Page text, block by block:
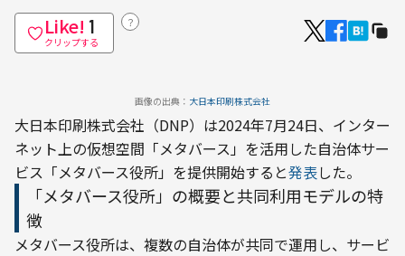
Like! 1
クリップする
？
画像の出典： 大日本印刷株式会社
大日本印刷株式会社（DNP）は2024年7月24日、インター
ネット上の仮想空間「メタバース」を活用した自治体サー
ビス「メタバース役所」を提供開始すると発表した。
「メタバース役所」の概要と共同利用モデルの特
徴
メタバース役所は、複数の自治体が共同で運用し、サービ